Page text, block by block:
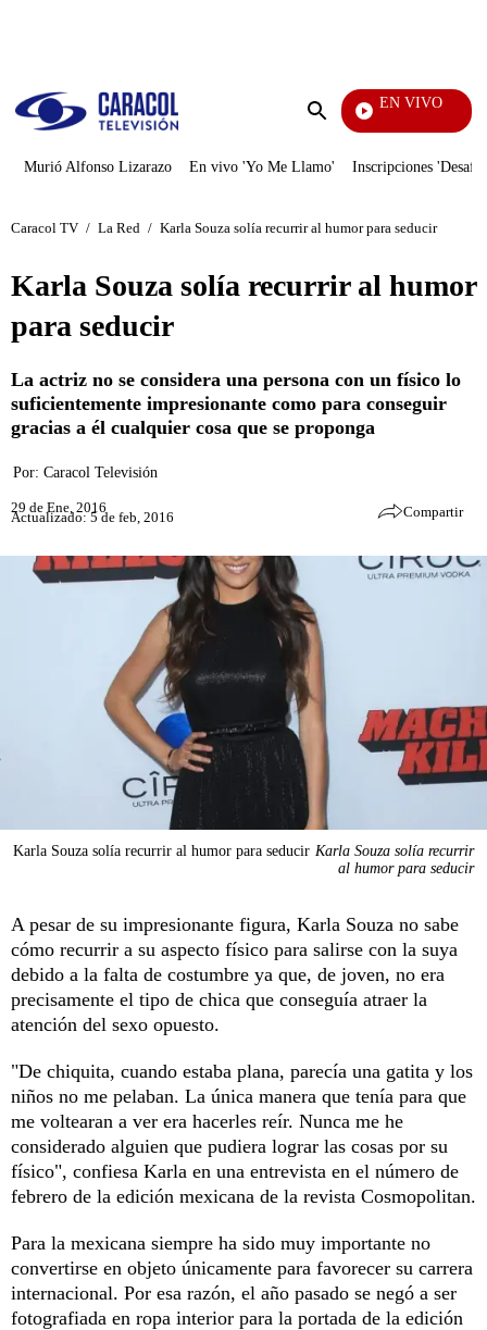
Enviar
EN VIVO
Televentas
Murió Alfonso Lizarazo En vivo 'Yo Me Llamo' Inscripciones
Caracol TV / La Red / Karla Souza solía recurrir al humor para seducir
Karla Souza solía recurrir al humor
para seducir
La actriz no se considera una persona con un físico lo
suficientemente impresionante como para conseguir
gracias a él cualquier cosa que se proponga
Por: Caracol Televisión
29 de Ene, 2016
Actualizado: 5 de feb, 2016 Compartir
Karla Souza solía recurrir al humor para seducir Karla Souza solía recurrir
al humor para seducir
A pesar de su impresionante figura, Karla Souza no sabe
cómo recurrir a su aspecto físico para salirse con la suya
debido a la falta de costumbre ya que, de joven, no era
precisamente el tipo de chica que conseguía atraer la
atención del sexo opuesto.
"De chiquita, cuando estaba plana, parecía una gatita y los
niños no me pelaban. La única manera que tenía para que
me voltearan a ver era hacerles reír. Nunca me he
considerado alguien que pudiera lograr las cosas por su
físico", confiesa Karla en una entrevista en el número de
febrero de la edición mexicana de la revista Cosmopolitan.
Para la mexicana siempre ha sido muy importante no
convertirse en objeto únicamente para favorecer su carrera
internacional. Por esa razón, el año pasado se negó a ser
fotografiada en ropa interior para la portada de la edición